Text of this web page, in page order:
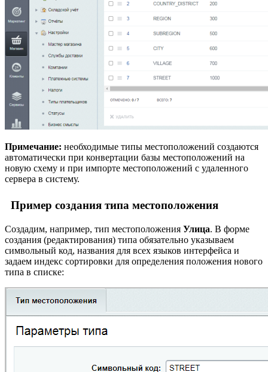
Примечание: необходимые типы местоположений создаются
автоматически при конвертации базы местоположений на
новую схему и при импорте местоположений с удаленного
сервера в систему.
Пример создания типа местоположения
Создадим, например, тип местоположения Улица. В форме
создания (редактирования) типа обязательно указываем
символьный код, названия для всех языков интерфейса и
задаем индекс сортировки для определения положения нового
типа в списке: